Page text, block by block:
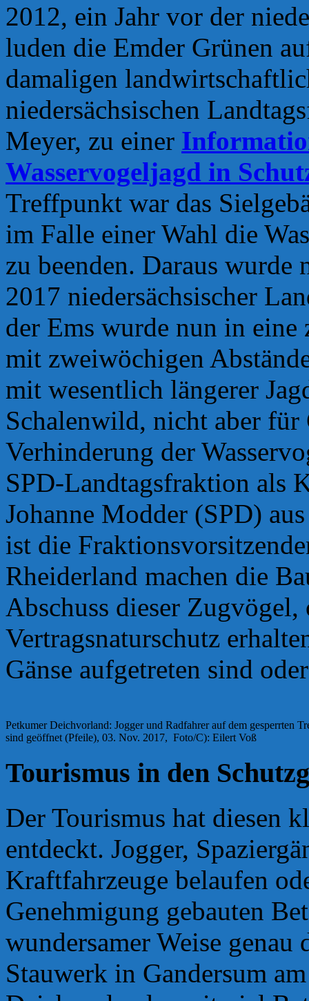
2012, ein Jahr vor der
luden die Emder Grünen
damaligen
niedersächsischen
Meyer, zu einer
Wasservogeljagd in
Treffpunkt war das
im Falle einer Wahl die
zu beenden. Daraus
2017 niedersächsischer
der Ems wurde nun in
mit zweiwöchigen
mit wesentlich längerer
Schalenwild, nicht aber für
Verhinderung der
SPD-Landtagsfraktion als
Johanne Modder (SPD)
ist die
Rheiderland machen die
Abschuss dieser
Vertragsnaturschutz
Gänse aufgetreten sind
Petkumer Deichvorland: Jogger und Radfahrer auf dem gesperrten
sind geöffnet (Pfeile), 03. Nov. 2017, Foto/C): Eilert Voß
Tourismus in den
Der Tourismus hat diesen
entdeckt. Jogger,
Kraftfahrzeuge belaufen
Genehmigung gebauten
wundersamer Weise genau
Stauwerk in Gandersum